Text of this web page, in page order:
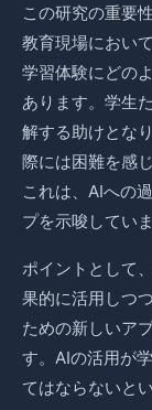
この研究の重要
教育現場におい
学習体験にどの
あります。学生
解する助けとな
際には困難を感
これは、AIへの
プを示唆していま
ポイントとして
果的に活用しつ
ための新しいア
す。AIの活用が
てはならないと